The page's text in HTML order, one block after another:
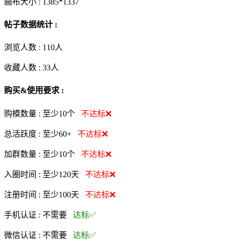
帖子数据统计 :
浏览人数 : 110人
收藏人数 : 33人
购买&使用要求 :
购模数量 : 至少10个 不达标❌
总活跃度 : 至少60+ 不达标❌
加群数量 : 至少10个 不达标❌
入圈时间 : 至少120天 不达标❌
注册时间 : 至少100天 不达标❌
手机认证 : 不需要 达标✅
微信认证 : 不需要 达标✅